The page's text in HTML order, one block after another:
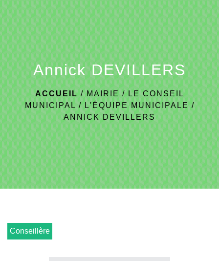
menu
Annick DEVILLERS
ACCUEIL/MAIRIE / LE CONSEIL
MUNICIPAL / L'ÉQUIPE MUNICIPALE/
ANNICK DEVILLERS
Conseillère